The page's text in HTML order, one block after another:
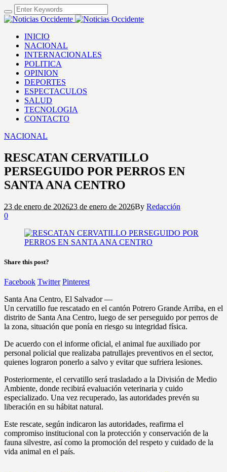
INICIO
NACIONAL
INTERNACIONALES
POLITICA
OPINION
DEPORTES
ESPECTACULOS
SALUD
TECNOLOGIA
CONTACTO
NACIONAL
RESCATAN CERVATILLO
PERSEGUIDO POR PERROS EN
SANTA ANA CENTRO
23 de enero de 202623 de enero de 2026By Redacción
0
Share this post?
Facebook Twitter Pinterest
Santa Ana Centro, El Salvador —
Un cervatillo fue rescatado en el cantón Potrero Grande Arriba, en el
distrito de Santa Ana Centro, luego de ser perseguido por perros de
la zona, situación que ponía en riesgo su integridad física.
De acuerdo con el informe oficial, el animal fue auxiliado por
personal policial que realizaba patrullajes preventivos en el sector,
quienes lograron ponerlo a salvo y evitar que sufriera lesiones.
Posteriormente, el cervatillo será trasladado a la División de Medio
Ambiente, donde recibirá evaluación veterinaria y cuido
especializado. Una vez recuperado, las autoridades prevén su
liberación en su hábitat natural.
Este rescate, según indicaron las autoridades, reafirma el
compromiso institucional con la protección y conservación de la
fauna silvestre, así como la promoción del respeto y cuidado de la
vida animal en el país.